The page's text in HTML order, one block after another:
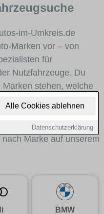
Alle Cookies ablehnen
Datenschutzerklärung
im-Umkreis.de
Marken vor – von
für
Nutzfahrzeuge. Du
stehen, welche
und wie sich die
den Markenportraits
bequem zu den
Marke auf unserem
BMW